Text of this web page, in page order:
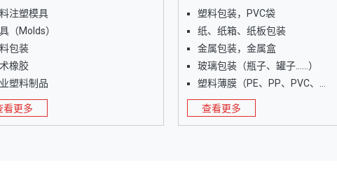
注塑模具
（Molds）
包装
橡胶
塑料制品
看更多
塑料包装，PVC袋
纸、纸箱、纸板包装
金属包装，金属盒
玻璃包装（瓶子、罐子……）
塑料薄膜（PE、PP、PVC、
HDPE……）
查看更多